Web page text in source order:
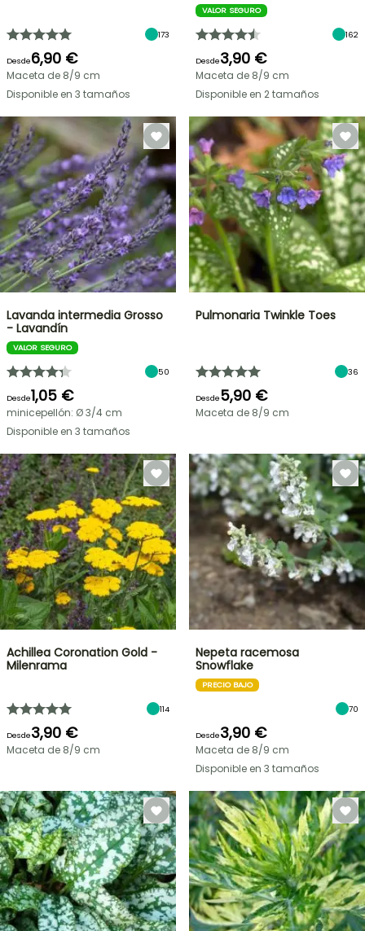
173
Desde6,90 €
Maceta de 8/9 cm
Disponible en 3 tamaños
VALOR SEGURO
162
Desde3,90 €
Maceta de 8/9 cm
Disponible en 2 tamaños
Lavanda intermedia Grosso
- Lavandín
VALOR SEGURO
50
Desde1,05 €
minicepellón: Ø 3/4 cm
Disponible en 3 tamaños
Pulmonaria Twinkle Toes
36
Desde5,90 €
Maceta de 8/9 cm
Achillea Coronation Gold -
Milenrama
114
Desde3,90 €
Maceta de 8/9 cm
Nepeta racemosa
Snowflake
PRECIO BAJO
70
Desde3,90 €
Maceta de 8/9 cm
Disponible en 3 tamaños